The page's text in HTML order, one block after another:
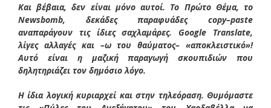
Και βέβαια, δεν είναι μόνο αυτοί. Το Πρώτο Θέμα, το
Newsbomb, δεκάδες παραφυάδες copy–paste
αναπαράγουν τις ίδιες σαχλαμάρες. Google Translate,
λίγες αλλαγές και –ω του θαύματος– «αποκλειστικό»!
Αυτό είναι η μαζική παραγωγή σκουπιδιών που
δηλητηριάζει τον δημόσιο λόγο.
Η ίδια λογική κυριαρχεί και στην τηλεόραση. Θυμόμαστε